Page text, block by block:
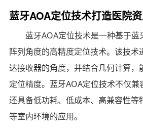
蓝牙AOA定位技术打造医院
蓝牙AOA定位技术是一种基于
阵列角度的高精度定位技术。该技术
达接收器的角度，并结合几何计算，
定位精度。蓝牙AOA定位技术不仅兼
还具备低功耗、低成本、高兼容性等
等室内环境的应用。